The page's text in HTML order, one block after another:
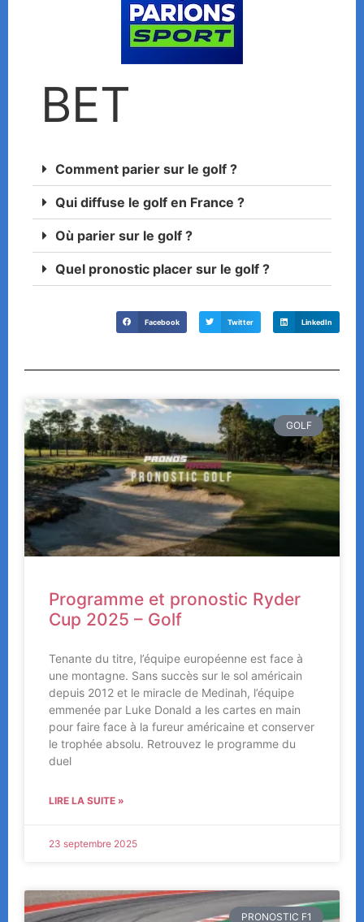
BET
Comment parier sur le golf ?
Qui diffuse le golf en France ?
Où parier sur le golf ?
Quel pronostic placer sur le golf ?
Facebook Twitter LinkedIn
GOLF
Programme et pronostic Ryder
Cup 2025 – Golf
Tenante du titre, l’équipe européenne est face à
une montagne. Sans succès sur le sol américain
depuis 2012 et le miracle de Medinah, l’équipe
emmenée par Luke Donald a les cartes en main
pour faire face à la fureur américaine et conserver
le trophée absolu. Retrouvez le programme du
duel
LIRE LA SUITE »
23 septembre 2025
PRONOSTIC F1